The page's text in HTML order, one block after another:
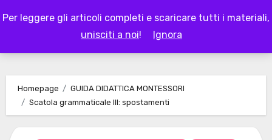
Per leggere gli articoli completi e scaricare tutti i materiali,
unisciti a noi! Ignora
to
LAPAPPADOLCE
Homepage
GUIDA DIDATTICA MONTESSORI
Scatola grammaticale III: spostamenti